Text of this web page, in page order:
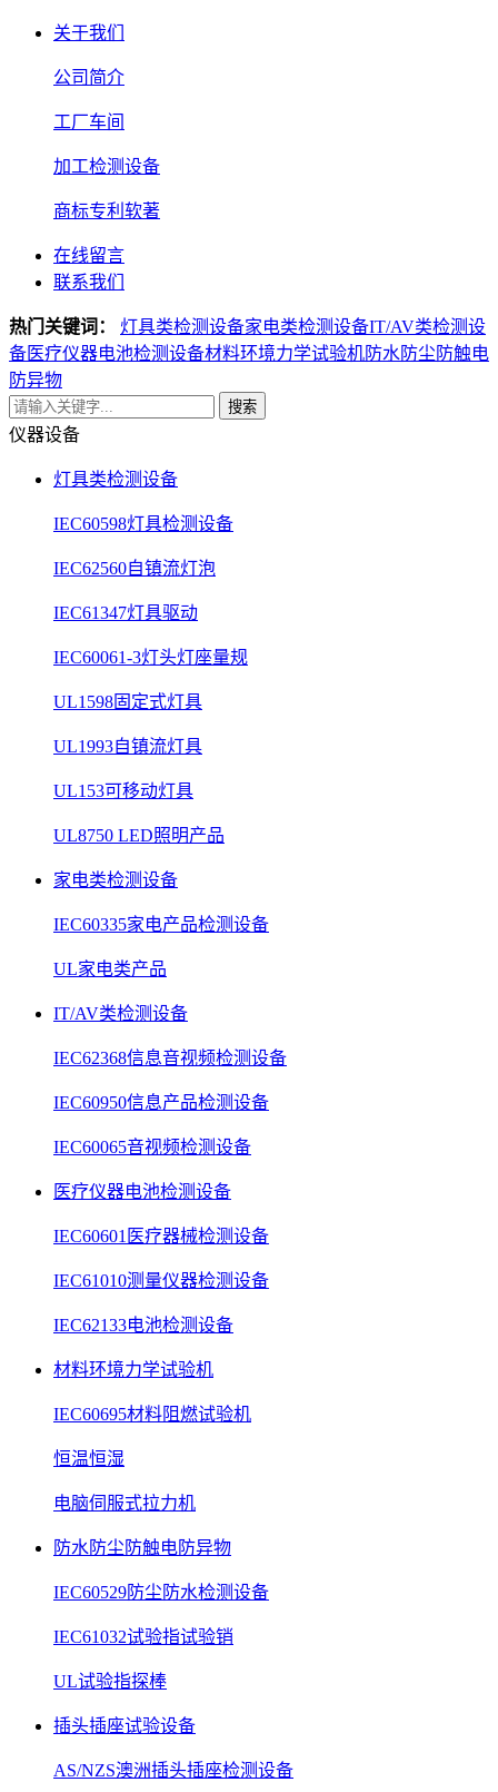
关于我们
公司简介
工厂车间
加工检测设备
商标专利软著
在线留言
联系我们
热门关键词： 灯具类检测设备家电类检测设备IT/AV类检测设
备医疗仪器电池检测设备材料环境力学试验机防水防尘防触电
防异物
搜索
仪器设备
灯具类检测设备
IEC60598灯具检测设备
IEC62560自镇流灯泡
IEC61347灯具驱动
IEC60061-3灯头灯座量规
UL1598固定式灯具
UL1993自镇流灯具
UL153可移动灯具
UL8750 LED照明产品
家电类检测设备
IEC60335家电产品检测设备
UL家电类产品
IT/AV类检测设备
IEC62368信息音视频检测设备
IEC60950信息产品检测设备
IEC60065音视频检测设备
医疗仪器电池检测设备
IEC60601医疗器械检测设备
IEC61010测量仪器检测设备
IEC62133电池检测设备
材料环境力学试验机
IEC60695材料阻燃试验机
恒温恒湿
电脑伺服式拉力机
防水防尘防触电防异物
IEC60529防尘防水检测设备
IEC61032试验指试验销
UL试验指探棒
插头插座试验设备
AS/NZS澳洲插头插座检测设备